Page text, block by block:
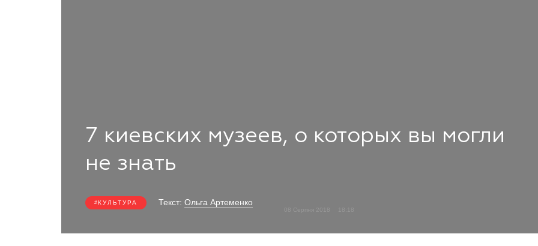
7 киевских музеев, о которых вы могли
не знать
КУЛЬТУРА Текст: Ольга Артеменко